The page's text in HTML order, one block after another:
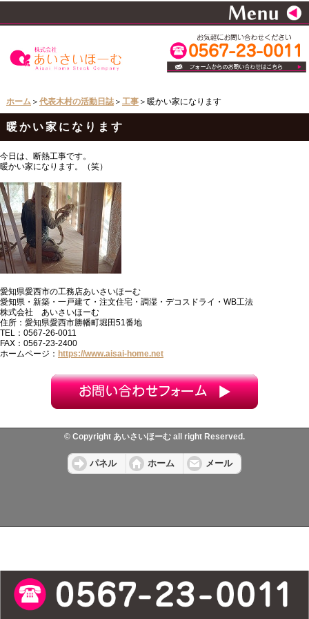
ホーム＞ 代表木村の活動日誌＞ 工事＞暖かい家になります
暖かい家になります
今日は、断熱工事です。
暖かい家になります。（笑）
愛知県愛西市の工務店あいさいほーむ
愛知県・新築・一戸建て・注文住宅・調湿・デコスドライ・WB工法
株式会社 あいさいほーむ
住所：愛知県愛西市勝幡町堀田51番地
TEL：0567-26-0011
FAX：0567-23-2400
ホームページ： https://www.aisai-home.net
© Copyright あいさいほーむ all right Reserved.
パネル ホーム メール